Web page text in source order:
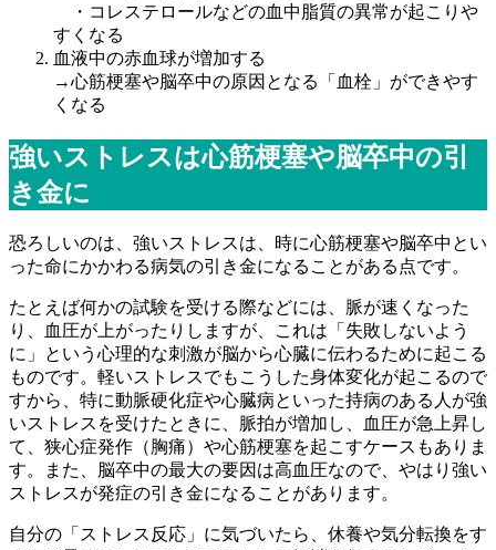
・コレステロールなどの血中脂質の異常が起こりや
すくなる
血液中の赤血球が増加する
→心筋梗塞や脳卒中の原因となる「血栓」ができやす
くなる
強いストレスは心筋梗塞や脳卒中の引
き金に
恐ろしいのは、強いストレスは、 時に心筋梗塞や脳卒中とい
った命にかかわる病気の引き金になるこ とがある点です。
たとえば何かの試験を受ける際などには、脈が速くなった
り、
血圧が上がったりしますが、これは「失敗しないよう
に」
という心理的な刺激が脳から心臓に伝わるために起こる
ものです。 軽いストレスでもこうした身体変化が起こるので
すから、 特に動脈硬化症や心臓病といった持病のある人が強
いストレスを受けたときに、脈拍が増加し、血圧が急上昇し
て、狭心症発作（胸痛）や心筋梗塞を起こすケースもありま
す。また、
脳卒中の最大の要因は高血圧なので、 やはり強い
ストレスが発症の引き金になることがあります。
自分の「ストレス反応」に気づいたら、 休養や気分転換をす